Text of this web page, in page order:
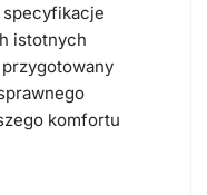
istotnych
komfortu